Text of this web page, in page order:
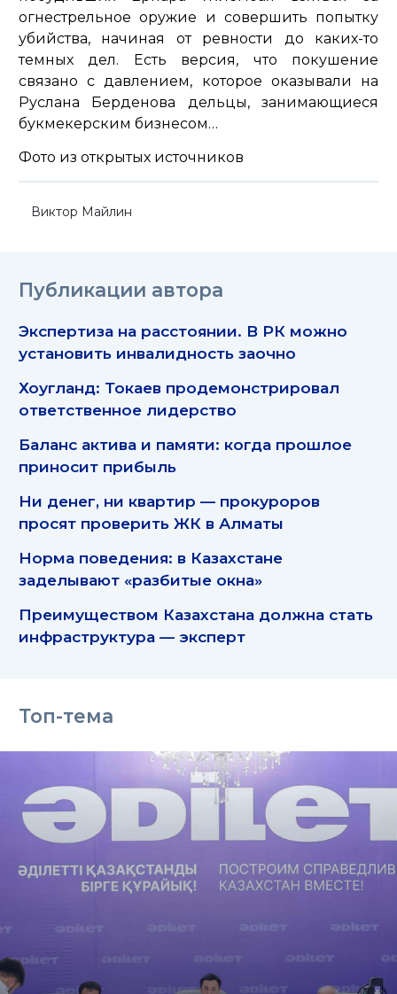
огнестрельное оружие и совершить попытку
убийства, начиная от ревности до каких-то
темных дел. Есть версия, что покушение
связано с давлением, которое оказывали на
Руслана Берденова дельцы, занимающиеся
букмекерским бизнесом…
Фото из открытых источников
Виктор Майлин
Публикации автора
Экспертиза на расстоянии. В РК можно
установить инвалидность заочно
Хоугланд: Токаев продемонстрировал
ответственное лидерство
Баланс актива и памяти: когда прошлое
приносит прибыль
Ни денег, ни квартир — прокуроров
просят проверить ЖК в Алматы
Норма поведения: в Казахстане
заделывают «разбитые окна»
Преимуществом Казахстана должна стать
инфраструктура — эксперт
Топ-тема